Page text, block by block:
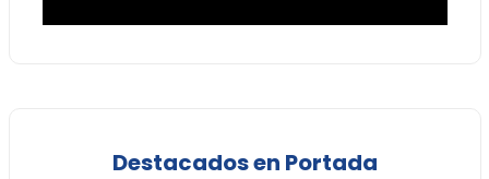
Destacados en Portada